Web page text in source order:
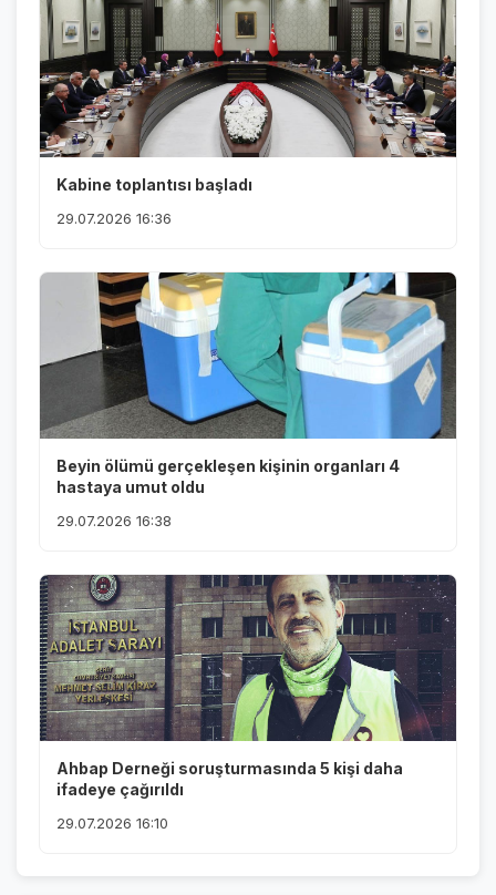
Kabine toplantısı başladı
29.07.2026 16:36
Beyin ölümü gerçekleşen kişinin organları 4
hastaya umut oldu
29.07.2026 16:38
Ahbap Derneği soruşturmasında 5 kişi daha
ifadeye çağırıldı
29.07.2026 16:10